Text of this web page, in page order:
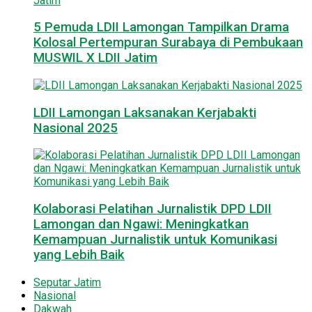
5 Pemuda LDII Lamongan Tampilkan Drama
Kolosal Pertempuran Surabaya di Pembukaan
MUSWIL X LDII Jatim
LDII Lamongan Laksanakan Kerjabakti
Nasional 2025
Kolaborasi Pelatihan Jurnalistik DPD LDII
Lamongan dan Ngawi: Meningkatkan
Kemampuan Jurnalistik untuk Komunikasi
yang Lebih Baik
Seputar Jatim
Nasional
Dakwah